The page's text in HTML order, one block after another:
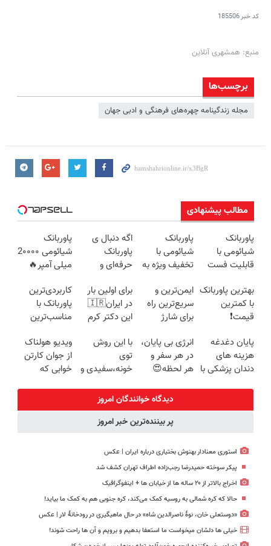
کد خبر185506
منبع: همشهری آنلاین
برچسب‌ها
مجله زندگینامه چهره‌هاى فرهنگى و ادبى جهان
مطالب پیشنهادی
پاوربانک
شیائومی با
قابلیت فست
های بی برقی⚡
پاوربانک
شیائومی با
تخفیف ویژه به
اگه دنبال ی
پاوربانک
حرفه‌ای و
تخفیف رو از
دست نده👌🏻
پاوربانک
شیائومی 2۰۰۰۰
میلی آمپر🔥
پرداخت درب
منزل)
بهترین پاوربانک
با کمترین
قیمت❗
ایمن‌ترین و
سریع‌ترین راه
برای شارژ
برای اولین بار
در ایران🇮🇷
این دکتر کرم
روزه ساخت!
کاربردی‌ترین
پاوربانک با
مناسب‌ترین
پایان دغدغه
هزینه های
دندان پزشکی با
انرژی بی پایان،
در هر سفر و
هر لحظه😍
شیائومی با
تخفیف ویژه🔥
با این روش
توی
خونه،سفیدی و
برگردون
(40%off)
ویدیو هولناک
از جوان کارتن
خوابی که
دیدگاه خوانندگان امروز
پر بیننده‌ترین خبر امروز
استوری معنادار بهنوش بختیاری درباره ایران | عکس
پیکر سوخته حمیدرضا رجب‌زاده اطراف تهران کشف شد
اخراج بالاتر از ۲۰ ساله ها از خیابان ها + اینفوگرافیک
حالا که کره شمالی به روسیه کمک می‌کند، کره جنوبی هم به کمک ما بیاید!
«دوستعلی خان، نوۀ ناصرالدین شاه» در حال ماهیگیری در رودخانۀ لار | عکس
خیلی ها دلشان میخواست ما استعفا بدهیم و برویم و آن ها راحت شوند!